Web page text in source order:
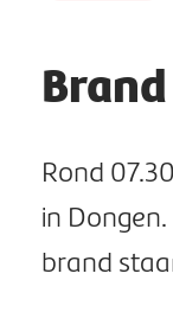
Rond
in
brand